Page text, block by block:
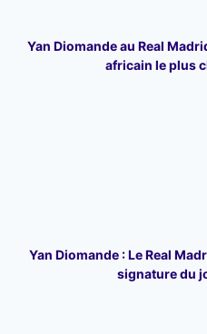
Yan Diomande au Real
africain le plus
Yan Diomande : Le Real
signature du